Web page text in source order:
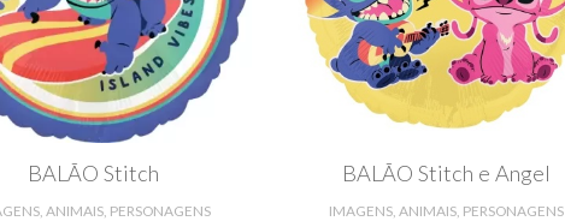
BALÃO Stitch
ANIMAIS, PERSONAGENS
BALÃO Stitch e Angel
IMAGENS, ANIMAIS, PERSONAGENS